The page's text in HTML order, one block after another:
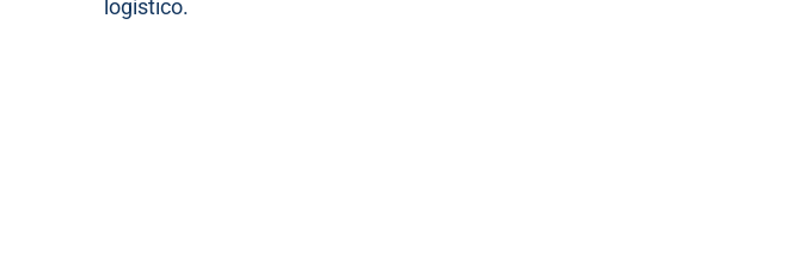
logístico.